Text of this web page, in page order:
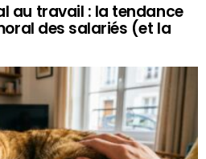
au travail : la tendance
des salariés (et la